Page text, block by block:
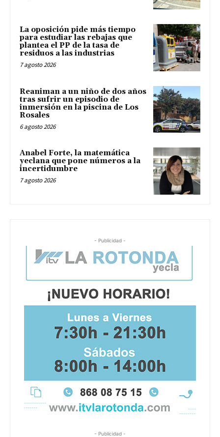
La oposición pide más tiempo
para estudiar las rebajas que
plantea el PP de la tasa de
residuos a las industrias
7 agosto 2026
Reaniman a un niño de dos años
tras sufrir un episodio de
inmersión en la piscina de Los
Rosales
6 agosto 2026
Anabel Forte, la matemática
yeclana que pone números a la
incertidumbre
7 agosto 2026
- Publicidad -
- Publicidad -